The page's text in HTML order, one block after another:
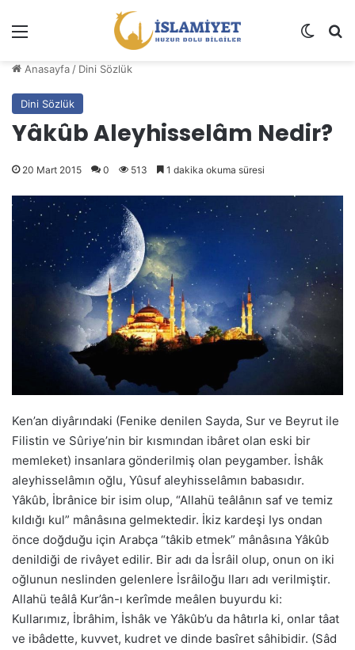
Dış
Anasayfa / Dini Sözlük
Dini Sözlük
Yâkûb Aleyhisselâm Nedir?
20 Mart 2015 0 513 1 dakika okuma süresi
Ken’an diyârındaki (Fenike denilen Sayda, Sur ve Beyrut ile
Filistin ve Sûriye’nin bir kısmından ibâret olan eski bir
memleket) insanlara gönderilmiş olan peygamber. İshâk
aleyhisselâmın oğlu, Yûsuf aleyhisselâmın babasıdır.
Yâkûb, İbrânice bir isim olup, “Allahü teâlânın saf ve temiz
kıldığı kul” mânâsına gelmektedir. İkiz kardeşi Iys ondan
önce doğduğu için Arabça “tâkib etmek” mânâsına Yâkûb
denildiği de rivâyet edilir. Bir adı da İsrâil olup, onun on iki
oğlunun neslinden gelenlere İsrâiloğu lları adı verilmiştir.
Allahü teâlâ Kur’ân-ı kerîmde meâlen buyurdu ki:
Kullarımız, İbrâhim, İshâk ve Yâkûb’u da hâtırla ki, onlar tâat
ve ibâdette, kuvvet, kudret ve dinde basîret sâhibidir. (Sâd